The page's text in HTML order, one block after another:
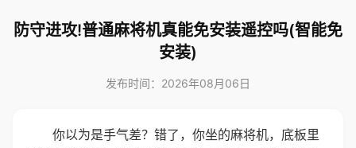
防守进攻!普通麻将机真能免安装遥控吗(智能免
安装)
发布时间：2026年08月06日
你以为是手气差？错了，你坐的麻将机，底板里